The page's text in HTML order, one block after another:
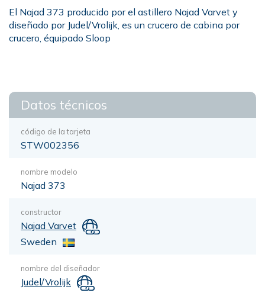
El Najad 373 producido por el astillero Najad Varvet y
diseñado por Judel/Vrolijk, es un crucero de cabina por
crucero, équipado Sloop
Datos técnicos
código de la tarjeta
STW002356
nombre modelo
Najad 373
constructor
Najad Varvet
Sweden
nombre del diseñador
Judel/Vrolijk